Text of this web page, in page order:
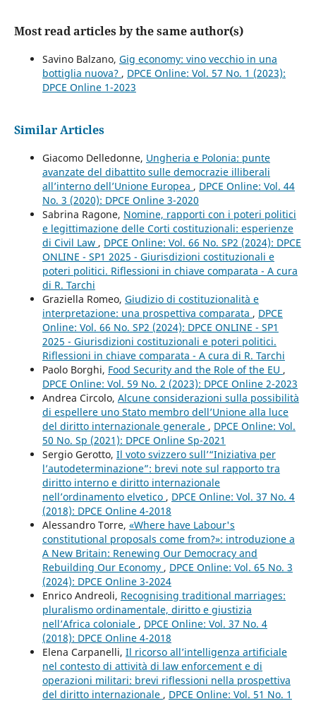
Most read articles by the same author(s)
Savino Balzano, Gig economy: vino vecchio in una
bottiglia nuova? , DPCE Online: Vol. 57 No. 1 (2023):
DPCE Online 1-2023
Similar Articles
Giacomo Delledonne, Ungheria e Polonia: punte
avanzate del dibattito sulle democrazie illiberali
all’interno dell’Unione Europea , DPCE Online: Vol. 44
No. 3 (2020): DPCE Online 3-2020
Sabrina Ragone, Nomine, rapporti con i poteri politici
e legittimazione delle Corti costituzionali: esperienze
di Civil Law , DPCE Online: Vol. 66 No. SP2 (2024): DPCE
ONLINE - SP1 2025 - Giurisdizioni costituzionali e
poteri politici. Riflessioni in chiave comparata - A cura
di R. Tarchi
Graziella Romeo, Giudizio di costituzionalità e
interpretazione: una prospettiva comparata , DPCE
Online: Vol. 66 No. SP2 (2024): DPCE ONLINE - SP1
2025 - Giurisdizioni costituzionali e poteri politici.
Riflessioni in chiave comparata - A cura di R. Tarchi
Paolo Borghi, Food Security and the Role of the EU ,
DPCE Online: Vol. 59 No. 2 (2023): DPCE Online 2-2023
Andrea Circolo, Alcune considerazioni sulla possibilità
di espellere uno Stato membro dell’Unione alla luce
del diritto internazionale generale , DPCE Online: Vol.
50 No. Sp (2021): DPCE Online Sp-2021
Sergio Gerotto, Il voto svizzero sull’“Iniziativa per
l’autodeterminazione”: brevi note sul rapporto tra
diritto interno e diritto internazionale
nell’ordinamento elvetico , DPCE Online: Vol. 37 No. 4
(2018): DPCE Online 4-2018
Alessandro Torre, «Where have Labour's
constitutional proposals come from?»: introduzione a
A New Britain: Renewing Our Democracy and
Rebuilding Our Economy , DPCE Online: Vol. 65 No. 3
(2024): DPCE Online 3-2024
Enrico Andreoli, Recognising traditional marriages:
pluralismo ordinamentale, diritto e giustizia
nell’Africa coloniale , DPCE Online: Vol. 37 No. 4
(2018): DPCE Online 4-2018
Elena Carpanelli, Il ricorso all’intelligenza artificiale
nel contesto di attività di law enforcement e di
operazioni militari: brevi riflessioni nella prospettiva
del diritto internazionale , DPCE Online: Vol. 51 No. 1